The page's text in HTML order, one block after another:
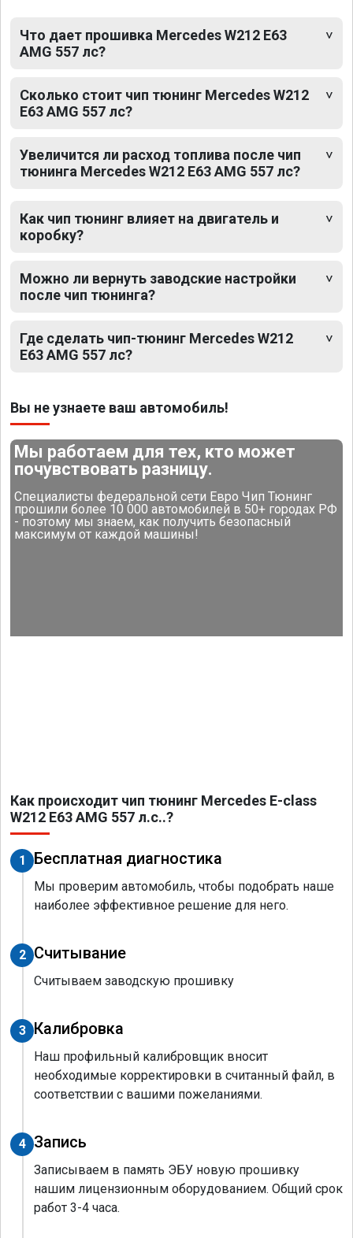
Что дает прошивка Mercedes W212 E63
AMG 557 лс?
Сколько стоит чип тюнинг Mercedes W212
E63 AMG 557 лс?
Увеличится ли расход топлива после чип
тюнинга Mercedes W212 E63 AMG 557 лс?
Как чип тюнинг влияет на двигатель и
коробку?
Можно ли вернуть заводские настройки
после чип тюнинга?
Где сделать чип-тюнинг Mercedes W212
E63 AMG 557 лс?
Вы не узнаете ваш автомобиль!
Мы работаем для тех, кто может
почувствовать разницу.
Специалисты федеральной сети Евро Чип Тюнинг
прошили более 10 000 автомобилей в 50+ городах РФ
- поэтому мы знаем, как получить безопасный
максимум от каждой машины!
Как происходит чип тюнинг Mercedes E-class
W212 E63 AMG 557 л.с..?
1 Бесплатная диагностика
Мы проверим автомобиль, чтобы подобрать наше
наиболее эффективное решение для него.
2 Считывание
Считываем заводскую прошивку
3 Калибровка
Наш профильный калибровщик вносит
необходимые корректировки в считанный файл, в
соответствии с вашими пожеланиями.
4 Запись
Записываем в память ЭБУ новую прошивку
нашим лицензионным оборудованием. Общий срок
работ 3-4 часа.